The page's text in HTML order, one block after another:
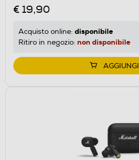
€ 19,90
Acquisto online: disponibile
Ritiro in negozio: non disponibile
AGGIUNGI